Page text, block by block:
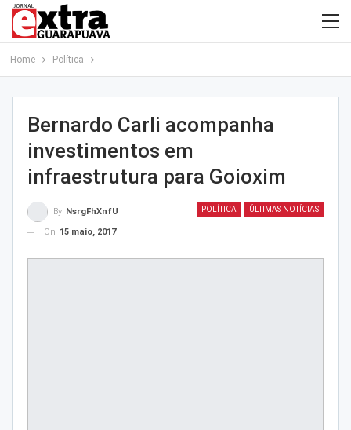
Home Política
Bernardo Carli acompanha
investimentos em
infraestrutura para Goioxim
POLÍTICA ÚLTIMAS NOTÍCIAS
By NsrgFhXnfU
On 15 maio, 2017